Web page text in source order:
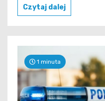
Czytaj dalej
1 minuta